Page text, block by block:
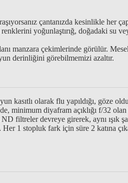
çantanızda kesinlikle
yoğunlaştırığ, doğadaki su
manzara çekimlerinde görülür.
derinliğini görebilmemizi azaltır.
kasıtlı olarak flu yapıldığı, göze
minimum diyafram açıklığı f/32
filtreler devreye girerek, aynı ışık
1 stopluk fark için süre 2 katına